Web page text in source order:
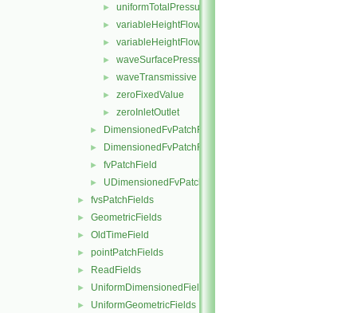
► uniformTotalPressure
► variableHeightFlowRate
► variableHeightFlowRateInletVelocity
► waveSurfacePressure
► waveTransmissive
► zeroFixedValue
► zeroInletOutlet
► DimensionedFvPatchFieldFunctions
► DimensionedFvPatchFields
► fvPatchField
► UDimensionedFvPatchFields
► fvsPatchFields
► GeometricFields
► OldTimeField
► pointPatchFields
► ReadFields
► UniformDimensionedFields
► UniformGeometricFields